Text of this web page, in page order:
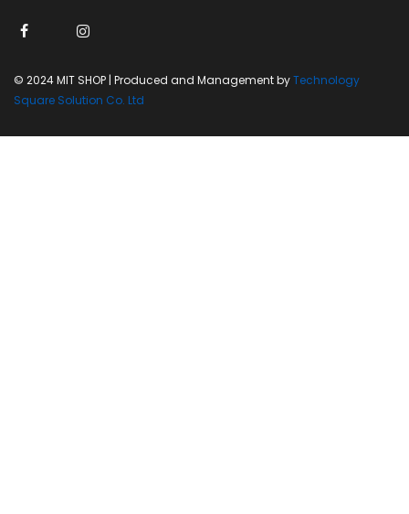
© 2024 MIT SHOP | Produced and Management byTechnology
Square Solution Co. Ltd